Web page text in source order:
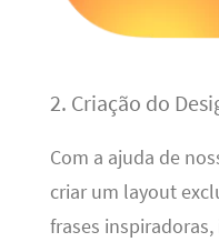
2. Criação do
Com a ajuda de
criar um layout
frases